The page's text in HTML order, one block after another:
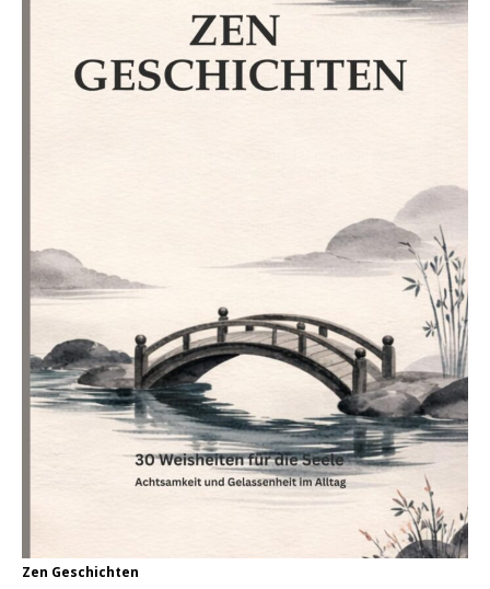
Zen Geschichten